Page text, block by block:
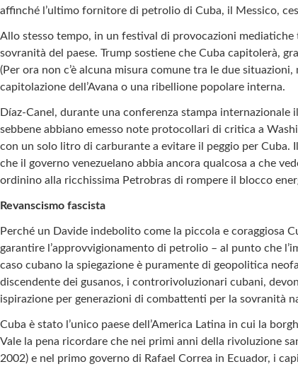
affinché l’ultimo fornitore di petrolio di Cuba, il Messico,
Allo stesso tempo, in un festival di provocazioni mediatiche
sovranità del paese. Trump sostiene che Cuba capitolerà,
(Per ora non c’è alcuna misura comune tra le due
capitolazione dell’Avana o una ribellione popolare interna.
Díaz-Canel, durante una conferenza stampa
sebbene abbiano emesso note protocollari di critica a
con un solo litro di carburante a evitare il peggio per
che il governo venezuelano abbia ancora qualcosa a che
ordinino alla ricchissima Petrobras di rompere il blocco
Revanscismo fascista
Perché un Davide indebolito come la piccola e coraggiosa
garantire l’approvvigionamento di petrolio – al punto che
caso cubano la spiegazione è puramente di geopolitica
discendente dei gusanos, i controrivoluzionari cubani,
ispirazione per generazioni di combattenti per la sovranità
Cuba è stato l’unico paese dell’America Latina in cui la
Vale la pena ricordare che nei primi anni della rivoluzione
2002) e nel primo governo di Rafael Correa in Ecuador, i